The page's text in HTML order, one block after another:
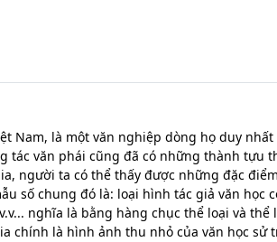
Nam, là một văn nghiệp dòng họ duy
tác văn phái cũng đã có những thành tựu
người ta có thể thấy được những đặc
số chung đó là: loại hình tác giả văn
nghĩa là bằng hàng chục thể loại và
chính là hình ảnh thu nhỏ của văn học sử